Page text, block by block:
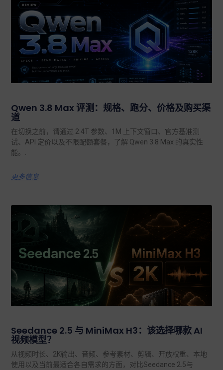
Qwen 3.8 Max 评测：规格、跑分、价格及购买渠
道
在切换之前，请通过 2.4T 参数、1M 上下文窗口、官方基准测
试、API 定价以及不限配额套餐，了解 Qwen 3.8 Max 的真实性
能。.
更多信息
Seedance 2.5 与 MiniMax H3：该选择哪款 AI
视频模型？
从视频时长、2K输出、音频、参考素材、剪辑、开放权重、本地
使用以及当前最适合各自需求的方面，对比Seedance 2.5与